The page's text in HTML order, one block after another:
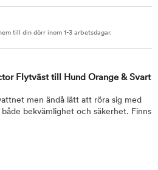
till din dörr inom 1-3 arbetsdagar.
Flytväst till Hund Orange & Svart
men ändå lätt att röra sig med
bekvämlighet och säkerhet. Finns